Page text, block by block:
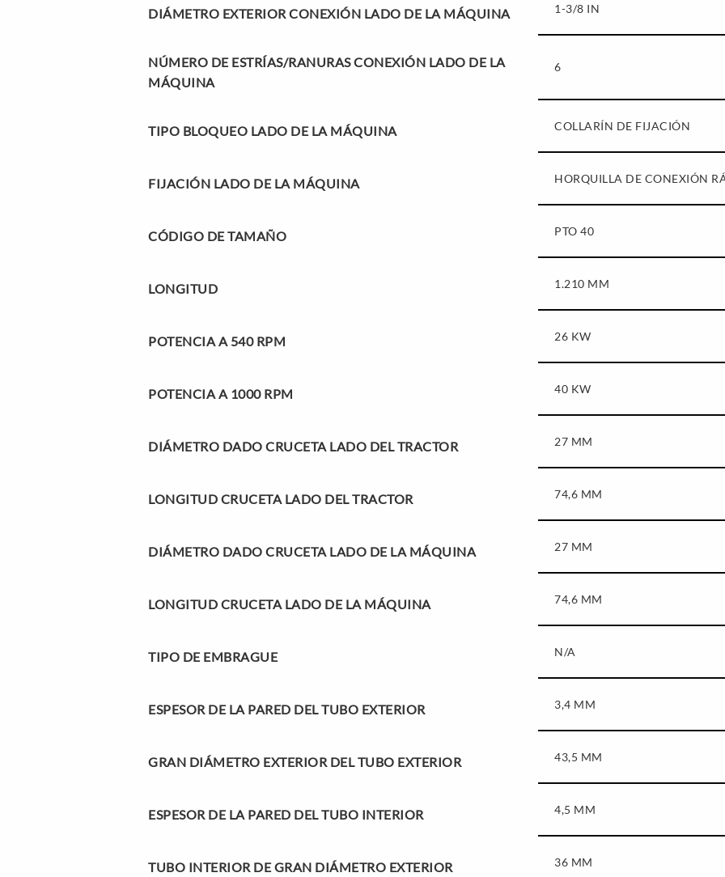
DIÁMETRO EXTERIOR CONEXIÓN LADO DE LA MÁQUINA 1-3/8 IN
NÚMERO DE ESTRÍAS/RANURAS CONEXIÓN LADO DE LA
MÁQUINA
6
TIPO BLOQUEO LADO DE LA MÁQUINA COLLARÍN DE FIJACIÓN
FIJACIÓN LADO DE LA MÁQUINA HORQUILLA DE CONEXIÓN
CÓDIGO DE TAMAÑO PTO 40
LONGITUD 1.210 MM
POTENCIA A 540 RPM 26 KW
POTENCIA A 1000 RPM 40 KW
DIÁMETRO DADO CRUCETA LADO DEL TRACTOR 27 MM
LONGITUD CRUCETA LADO DEL TRACTOR 74,6 MM
DIÁMETRO DADO CRUCETA LADO DE LA MÁQUINA 27 MM
LONGITUD CRUCETA LADO DE LA MÁQUINA 74,6 MM
TIPO DE EMBRAGUE N/A
ESPESOR DE LA PARED DEL TUBO EXTERIOR 3,4 MM
GRAN DIÁMETRO EXTERIOR DEL TUBO EXTERIOR 43,5 MM
ESPESOR DE LA PARED DEL TUBO INTERIOR 4,5 MM
TUBO INTERIOR DE GRAN DIÁMETRO EXTERIOR 36 MM